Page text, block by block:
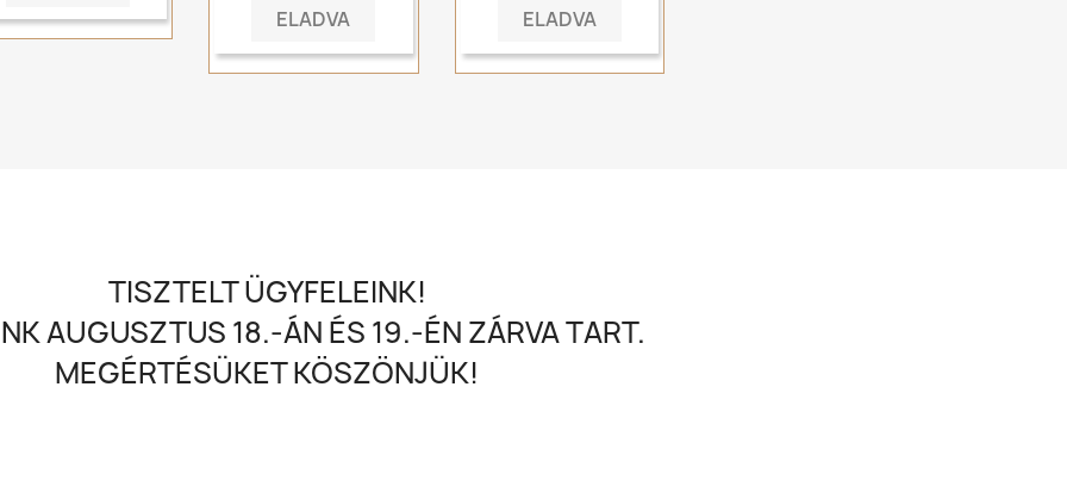
ELADVA
ELADVA
TISZTELT ÜGYFELEINK!
AUGUSZTUS 18.-ÁN ÉS 19.-ÉN ZÁRVA TART.
MEGÉRTÉSÜKET KÖSZÖNJÜK!